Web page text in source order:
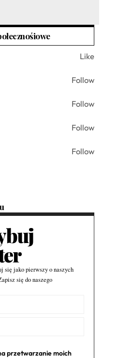
Like
Follow
Follow
Follow
Follow
się jako pierwszy o naszych
się do naszego
przetwarzanie moich